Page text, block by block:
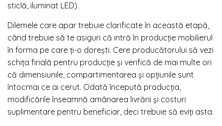
sticlă, iluminat LED).
Dilemele care apar trebuie clarificate în această etapă,
când trebuie să te asiguri că intră în producție mobilierul
în forma pe care ți-o dorești. Cere producătorului să vezi
schița finală pentru producție și verifică de mai multe ori
că dimensiunile, compartimentarea și opțiunile sunt
întocmai ce ai cerut. Odată începută producția,
modificările înseamnă amânarea livrării și costuri
suplimentare pentru beneficiar, deci trebuie să eviți asta.